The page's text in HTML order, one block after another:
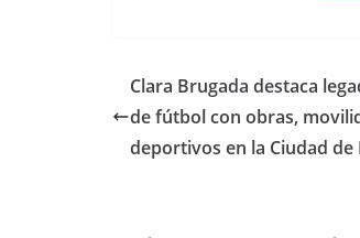
Clara Brugada destaca
de fútbol con obras,
deportivos en la Ciudad de